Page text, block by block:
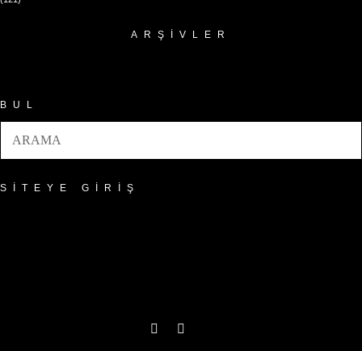
ARŞIVLER
BUL
SITEYE GIRIŞ